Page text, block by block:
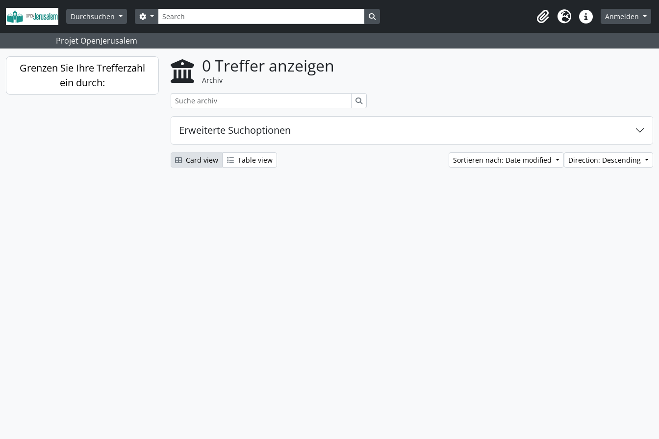
Skip to main content
Durchsuchen
Suche
Search options
ClipboardSpracheDirekter LinkAnmelden
Projet OpenJerusalem
Grenzen Sie Ihre Trefferzahl
ein durch:
0 Treffer anzeigen
Archiv
Erweiterte Suchoptionen
Card view Table view Sortieren nach: Date modified Direction: Descending